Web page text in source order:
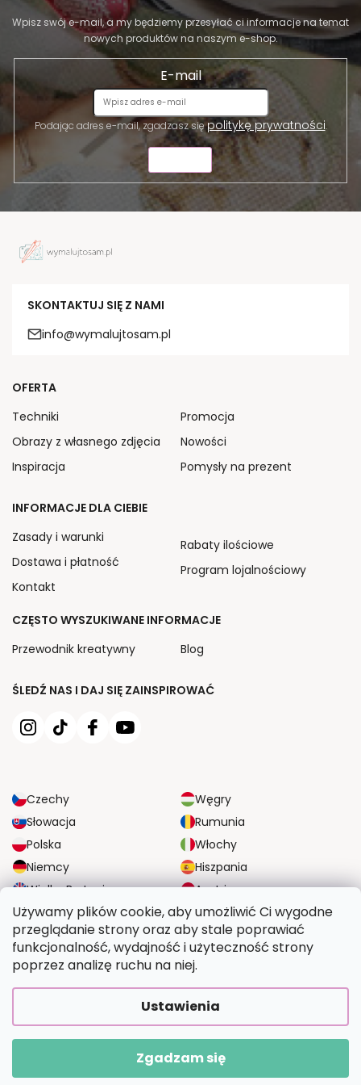
Używamy plików cookie, aby umożliwić Ci wygodne
przeglądanie strony oraz aby stale poprawiać
funkcjonalność, wydajność i użyteczność strony
poprzez analizę ruchu na niej.
Ustawienia
Zgadzam się
Wpisz swój e-mail, a my będziemy przesyłać ci informacje na temat
nowych produktów na naszym e-shop.
E-mail
Podając adres e-mail, zgadzasz siępolitykę prywatności.
SKONTAKTUJ SIĘ Z NAMI
info@wymalujtosam.pl
ŚLEDŹ NAS I DAJ SIĘ ZAINSPIROWAĆ
Czechy
Węgry
Słowacja
Rumunia
Polska
Włochy
Niemcy
Hiszpania
Wielka Brytania
Austria
OFERTA
Techniki
Obrazy z własnego zdjęcia
Inspiracja
Promocja
Nowości
Pomysły na prezent
INFORMACJE DLA CIEBIE
Zasady i warunki
Dostawa i płatność
Kontakt
Rabaty ilościowe
Program lojalnościowy
CZĘSTO WYSZUKIWANE INFORMACJE
Przewodnik kreatywny
Blog
NIEZAWODNE OPCJE DOSTAWY
BEZPIECZNE OPCJE PŁATNOŚCI
Opracował Shoptet Premium|UpraviloFV STUDIO
Wymalujtosam.pl. Wszystkie prawa zastrzeżone.